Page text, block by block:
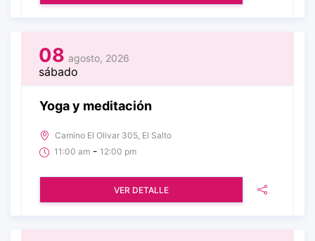
08 agosto, 2026
sábado
Yoga y meditación
Camino El Olivar 305, El Salto
11:00 am - 12:00 pm
VER DETALLE